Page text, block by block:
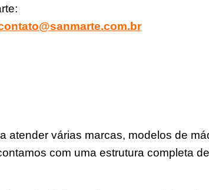
atender várias marcas, modelos de
com uma estrutura completa